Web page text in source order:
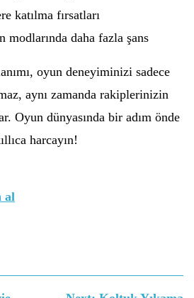
katılma fırsatları
modlarında daha fazla şans
oyun deneyiminizi sadece
aynı zamanda rakiplerinizin
Oyun dünyasında bir adım önde
harcayın!
al